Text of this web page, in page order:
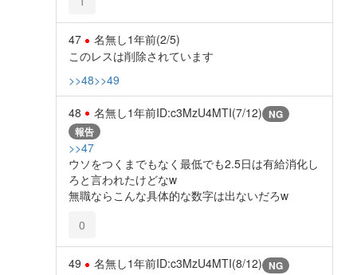
47 名無し1年前(2/5)
このレスは削除されています
>>48>>49
48 名無し1年前ID:c3MzU4MTI(7/12) NG
報告
>>47
ウソをつくまでもなく最低でも2.5日は有給消化し
ろと言われたけどなw
無職ならこんな具体的な数字は出ないだろw
0
49 名無し1年前ID:c3MzU4MTI(8/12) NG